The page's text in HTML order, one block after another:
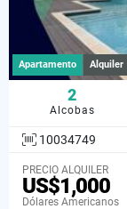
Apartamento Alquiler
2
Alcobas
10034749
PRECIO ALQUILER
US$1,000
Dólares Americanos